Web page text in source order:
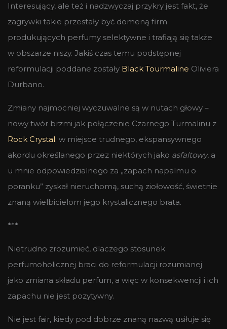
Interesujący, ale też i nadzwyczaj przykry jest fakt, że
zagrywki takie przestały być domeną firm
produkujących perfumy selektywne i trafiają się także
w obszarze niszy. Jakiś czas temu podstępnej
reformulacji poddane zostały Black Tourmaline Oliviera
Durbano.
Zmiany najmocniej wyczuwalne są w nutach głowy –
nowy twór brzmi jak połączenie Czarnego Turmalinu z
Rock Crystal; w miejsce trudnego, ekspansywnego
akordu określanego przez niektórych jako asfaltowy, a
u mnie odpowiedzialnego za „zapach napalmu o
poranku” zyskał nieruchomą, suchą ziołowość, świetnie
znaną wielbicielom jego krystalicznego brata.
***
Nietrudno zrozumieć, dlaczego stosunek
perfumoholicznej braci do reformulacji rozumianej
jako zmiana składu perfum, a więc w konsekwencji i ich
zapachu nie jest pozytywny.
Nie jest fair, kiedy pod dobrze znaną nazwą usiłuje się